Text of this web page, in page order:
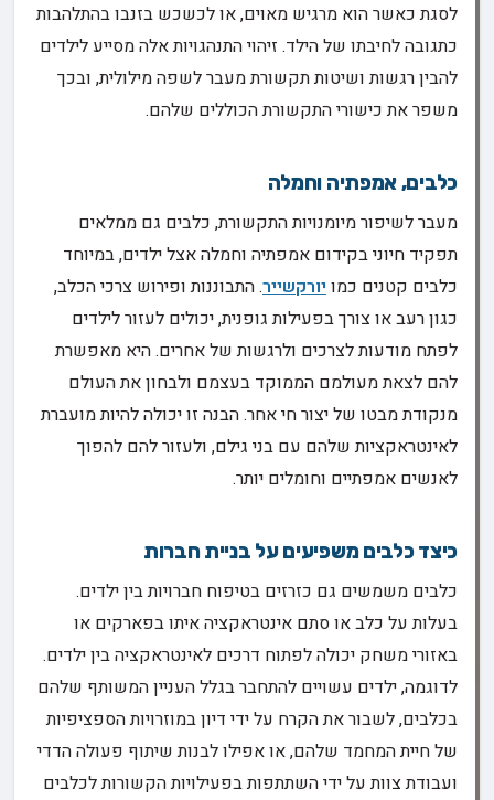
לסגת כאשר הוא מרגיש מאוים, או לכשכש בזנבו בהתלהבות
כתגובה לחיבתו של הילד. זיהוי התנהגויות אלה מסייע לילדים
להבין רגשות ושיטות תקשורת מעבר לשפה מילולית, ובכך
משפר את כישורי התקשורת הכוללים שלהם.
כלבים, אמפתיה וחמלה
מעבר לשיפור מיומנויות התקשורת, כלבים גם ממלאים
תפקיד חיוני בקידום אמפתיה וחמלה אצל ילדים, במיוחד
כלבים קטנים כמויורקשייר. התבוננות ופירוש צרכי הכלב,
כגון רעב או צורך בפעילות גופנית, יכולים לעזור לילדים
לפתח מודעות לצרכים ולרגשות של אחרים. היא מאפשרת
להם לצאת מעולמם הממוקד בעצמם ולבחון את העולם
מנקודת מבטו של יצור חי אחר. הבנה זו יכולה להיות מועברת
לאינטראקציות שלהם עם בני גילם, ולעזור להם להפוך
לאנשים אמפתיים וחומלים יותר.
כיצד כלבים משפיעים על בניית חברות
כלבים משמשים גם כזרזים בטיפוח חברויות בין ילדים.
בעלות על כלב או סתם אינטראקציה איתו בפארקים או
באזורי משחק יכולה לפתוח דרכים לאינטראקציה בין ילדים.
לדוגמה, ילדים עשויים להתחבר בגלל העניין המשותף שלהם
בכלבים, לשבור את הקרח על ידי דיון במוזרויות הספציפיות
של חיית המחמד שלהם, או אפילו לבנות שיתוף פעולה הדדי
ועבודת צוות על ידי השתתפות בפעילויות הקשורות לכלבים